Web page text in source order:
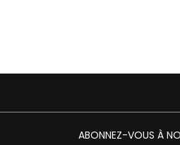
ABONNEZ-VOUS À